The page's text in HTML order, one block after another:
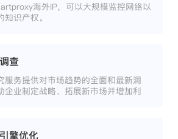
海外IP，可以大规模监控网络以
识产权。
查
服务提供对市场趋势的全面和最新洞
企业制定战略、拓展新市场并增加利
擎优化